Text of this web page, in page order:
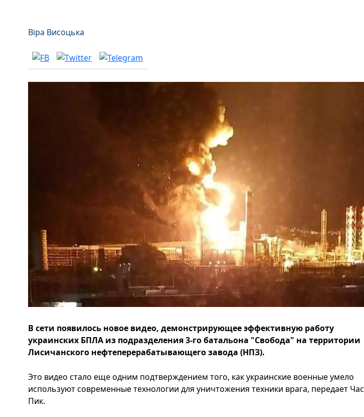
Віра Висоцька
В сети появилось новое видео, демонстрирующее эффективную работу
украинских БПЛА из подразделения 3-го батальона "Свобода" на территории
Лисичанского нефтеперерабатывающего завода (НПЗ).
Это видео стало еще одним подтверждением того, как украинские военные умело
используют современные технологии для уничтожения техники врага, передает Час
Пик.